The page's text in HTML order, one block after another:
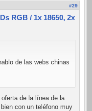
#29
RGB / 1x 18650, 2x
de las webs chinas
de la línea de la
con un teléfono muy